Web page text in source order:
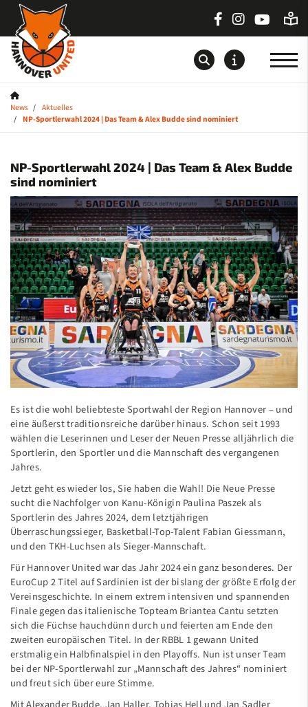
News
Aktuelles
NP-Sportlerwahl 2024 | Das Team & Alex Budde sind nominiert
NP-Sportlerwahl 2024 | Das Team & Alex Budde
sind nominiert
Es ist die wohl beliebteste Sportwahl der Region Hannover – und
eine äußerst traditionsreiche darüber hinaus. Schon seit 1993
wählen die Leserinnen und Leser der Neuen Presse alljährlich die
Sportlerin, den Sportler und die Mannschaft des vergangenen
Jahres.
Jetzt geht es wieder los, Sie haben die Wahl! Die Neue Presse
sucht die Nachfolger von Kanu-Königin Paulina Paszek als
Sportlerin des Jahres 2024, dem letztjährigen
Überraschungssieger, Basketball-Top-Talent Fabian Giessmann,
und den TKH-Luchsen als Sieger-Mannschaft.
Für Hannover United war das Jahr 2024 ein ganz besonderes. Der
EuroCup 2 Titel auf Sardinien ist der bislang der größte Erfolg der
Vereinsgeschichte. In einem extrem intensiven und spannenden
Finale gegen das italienische Topteam Briantea Cantu setzten
sich die Füchse hauchdünn durch und feierten am Ende den
zweiten europäischen Titel. In der RBBL 1 gewann United
erstmalig ein Halbfinalspiel in den Playoffs. Nun ist unser Team
bei der NP-Sportlerwahl zur „Mannschaft des Jahres“ nominiert
und freut sich über eure Stimme.
Startseite
Aktuelles
Sportdeutschland-News
Teams
Saison
Sponsoren
Medien
Verein
Kontakt